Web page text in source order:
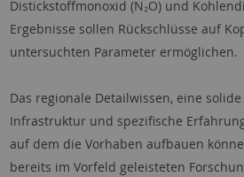
Distickstoffmonoxid (N₂O) und
Ergebnisse sollen Rückschlüsse auf
untersuchten Parameter ermöglichen.
Das regionale Detailwissen, eine
Infrastruktur und spezifische
auf dem die Vorhaben aufbauen
bereits im Vorfeld geleisteten